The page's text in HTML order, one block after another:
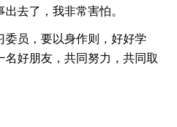
去了，我非常害怕。
委员，要以身作则，好好学
名好朋友，共同努力，共同取